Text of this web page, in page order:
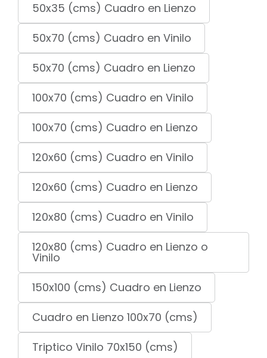
50x35 (cms) Cuadro en Lienzo
50x70 (cms) Cuadro en Vinilo
50x70 (cms) Cuadro en Lienzo
100x70 (cms) Cuadro en Vinilo
100x70 (cms) Cuadro en Lienzo
120x60 (cms) Cuadro en Vinilo
120x60 (cms) Cuadro en Lienzo
120x80 (cms) Cuadro en Vinilo
120x80 (cms) Cuadro en Lienzo o
Vinilo
150x100 (cms) Cuadro en Lienzo
Cuadro en Lienzo 100x70 (cms)
Triptico Vinilo 70x150 (cms)